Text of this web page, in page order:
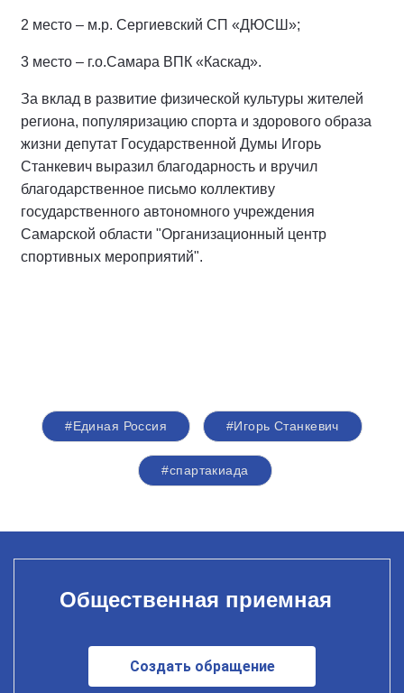
2 место – м.р. Сергиевский СП «ДЮСШ»;
3 место – г.о.Самара ВПК «Каскад».
За вклад в развитие физической культуры жителей
региона, популяризацию спорта и здорового образа
жизни депутат Государственной Думы Игорь
Станкевич выразил благодарность и вручил
благодарственное письмо коллективу
государственного автономного учреждения
Самарской области "Организационный центр
спортивных мероприятий".
#Единая Россия #Игорь Станкевич
#спартакиада
Общественная приемная
Создать обращение